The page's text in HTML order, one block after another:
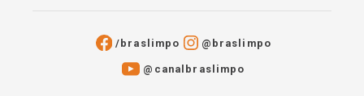
/braslimpo @braslimpo
@canalbraslimpo​